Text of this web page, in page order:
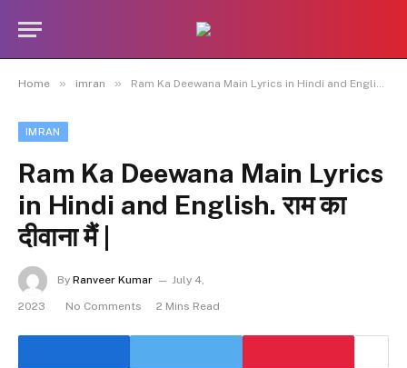
Home » imran » Ram Ka Deewana Main Lyrics in Hindi and English. राम का दीवाना मैं |
IMRAN
Ram Ka Deewana Main Lyrics
in Hindi and English. राम का
दीवाना मैं |
By Ranveer Kumar July 4,
2023 No Comments 2 Mins Read